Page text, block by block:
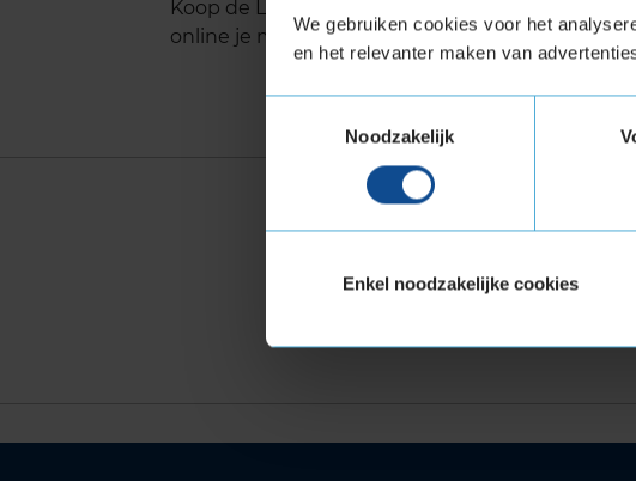
We gebruiken cookies voor het
en het relevanter maken van
Noodzakelijk
Enkel noodzakelijke cookies
Koop de Laufenn X FIT Van in de maat 225 65
online je montageafspraak in bij jouw KwikFit
Vind jouw perfecte
kies kies